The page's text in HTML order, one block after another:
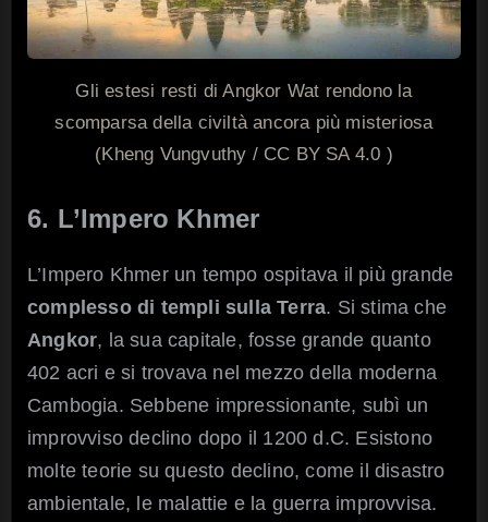
Gli estesi resti di Angkor Wat rendono la
scomparsa della civiltà ancora più misteriosa
(Kheng Vungvuthy / CC BY SA 4.0 )
6. L’Impero Khmer
L’Impero Khmer un tempo ospitava il più grande
complesso di templi sulla Terra. Si stima che
Angkor, la sua capitale, fosse grande quanto
402 acri e si trovava nel mezzo della moderna
Cambogia. Sebbene impressionante, subì un
improvviso declino dopo il 1200 d.C. Esistono
molte teorie su questo declino, come il disastro
ambientale, le malattie e la guerra improvvisa.